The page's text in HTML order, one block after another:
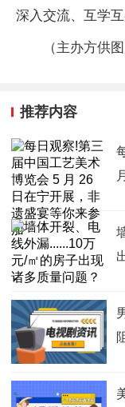
深入交流、互学互
（主办方供图
推荐内容